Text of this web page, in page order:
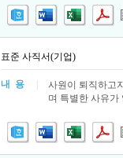
표준 사직서(기업)
내 용
사원이 퇴직하고
며 특별한 사유가